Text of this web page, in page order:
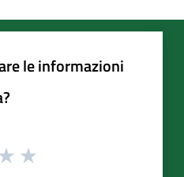
le informazioni